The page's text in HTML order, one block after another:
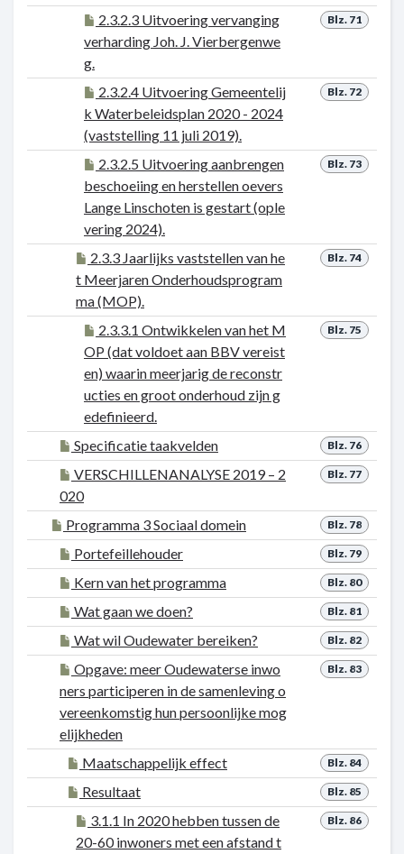
Blz. 71
2.3.2.3 Uitvoering vervanging
verharding Joh. J. Vierbergenwe
g.
Blz. 72
2.3.2.4 Uitvoering Gemeentelij
k Waterbeleidsplan 2020 - 2024
(vaststelling 11 juli 2019).
Blz. 73
2.3.2.5 Uitvoering aanbrengen
beschoeiing en herstellen oevers
Lange Linschoten is gestart (ople
vering 2024).
Blz. 74
2.3.3 Jaarlijks vaststellen van he
t Meerjaren Onderhoudsprogram
ma (MOP).
Blz. 75
2.3.3.1 Ontwikkelen van het M
OP (dat voldoet aan BBV vereist
en) waarin meerjarig de reconstr
ucties en groot onderhoud zijn g
edefinieerd.
Blz. 76
Specificatie taakvelden
Blz. 77
VERSCHILLENANALYSE 2019 – 2
020
Blz. 78
Programma 3 Sociaal domein
Blz. 79
Portefeillehouder
Blz. 80
Kern van het programma
Blz. 81
Wat gaan we doen?
Blz. 82
Wat wil Oudewater bereiken?
Blz. 83
Opgave: meer Oudewaterse inwo
ners participeren in de samenleving o
vereenkomstig hun persoonlijke mog
elijkheden
Blz. 84
Maatschappelijk effect
Blz. 85
Resultaat
Blz. 86
3.1.1 In 2020 hebben tussen de
20-60 inwoners met een afstand t